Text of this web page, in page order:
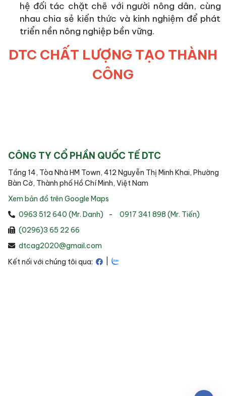
hệ đối tác chặt chẽ với người nông dân, cùng
nhau chia sẻ kiến thức và kinh nghiệm để phát
triển nền nông nghiệp bền vững.
DTC CHẤT LƯỢNG TẠO THÀNH
CÔNG
CÔNG TY CỔ PHẦN QUỐC TẾ DTC
Tầng 14, Tòa Nhà HM Town, 412 Nguyễn Thị Minh Khai, Phường
Bàn Cờ, Thành phố Hồ Chí Minh, Việt Nam
Xem bản đồ trên Google Maps
0963 512 640 (Mr. Danh)
-
0917 341 898 (Mr. Tiến)
(0296)3 65 22 66
dtcag2020@gmail.com
Kết nối với chúng tôi qua: